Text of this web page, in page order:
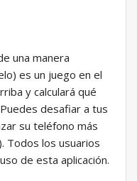
una manera
es un juego en el
y calculará qué
desafiar a tus
su teléfono más
Todos los usuarios
de esta aplicación.